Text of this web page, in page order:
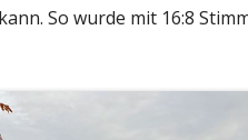
So wurde mit 16:8